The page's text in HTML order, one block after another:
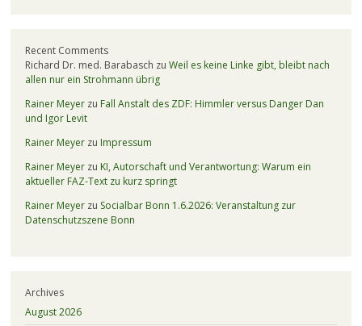
Recent Comments
Richard Dr. med. Barabasch zu Weil es keine Linke gibt, bleibt nach
allen nur ein Strohmann übrig
Rainer Meyerzu Fall Anstalt des ZDF: Himmler versus Danger Dan
und Igor Levit
Rainer Meyerzu Impressum
Rainer Meyerzu KI, Autorschaft und Verantwortung: Warum ein
aktueller FAZ-Text zu kurz springt
Rainer Meyerzu Socialbar Bonn 1.6.2026: Veranstaltung zur
Datenschutzszene Bonn
Archives
August 2026